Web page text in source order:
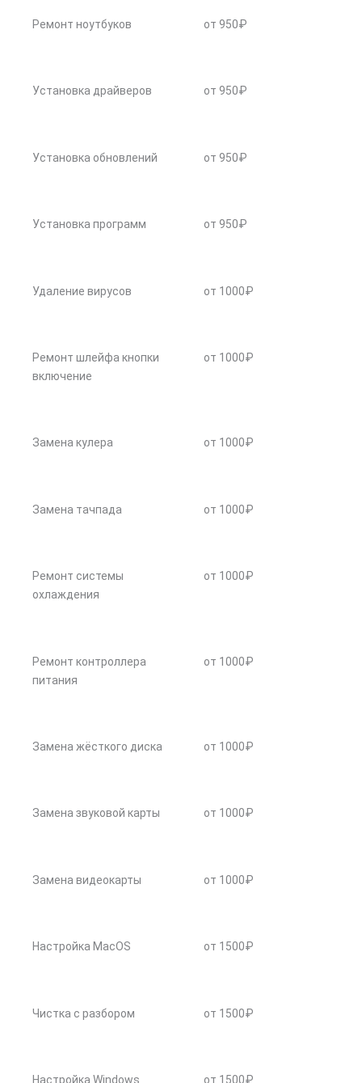
Ремонт ноутбуков от 950₽
Установка драйверов от 950₽
Установка обновлений от 950₽
Установка программ от 950₽
Удаление вирусов от 1000₽
Ремонт шлейфа кнопки
включение
от 1000₽
Замена кулера от 1000₽
Замена тачпада от 1000₽
Ремонт системы
охлаждения
от 1000₽
Ремонт контроллера
питания
от 1000₽
Замена жёсткого диска от 1000₽
Замена звуковой карты от 1000₽
Замена видеокарты от 1000₽
Настройка MacOS от 1500₽
Чистка с разбором от 1500₽
Настройка Windows от 1500₽